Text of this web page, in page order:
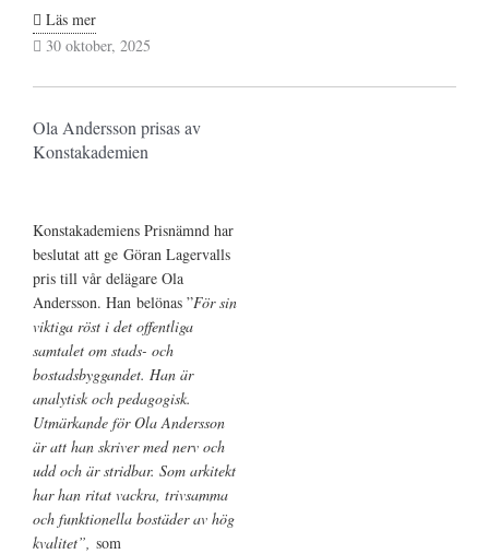
k
e
d
n
c
e
b
o
m
a
i
S
h
a
e
Ola
Andersson
i
Läs mer
30 oktober, 2025
Ola Andersson prisas av
Konstakademien
Konstakademiens Prisnämnd har
beslutat att ge Göran Lagervalls
pris till vår delägare Ola
Andersson. Han belönas ”För sin
viktiga röst i det offentliga
samtalet om stads- och
bostadsbyggandet. Han är
analytisk och pedagogisk.
Utmärkande för Ola Andersson
är att han skriver med nerv och
udd och är stridbar. Som arkitekt
har han ritat vackra, trivsamma
och funktionella bostäder av hög
kvalitet”, som